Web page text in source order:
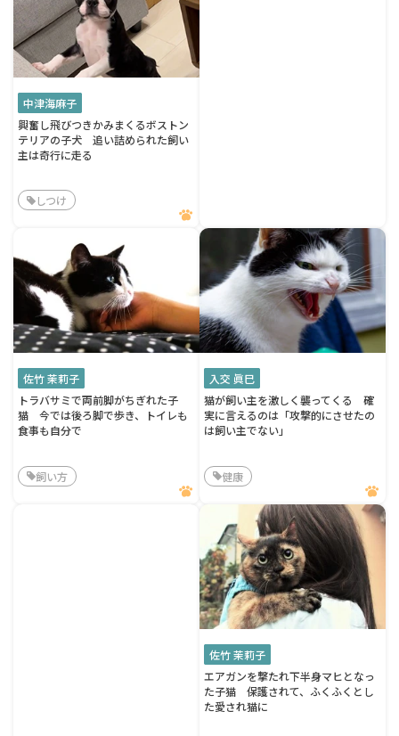
中津海麻子
興奮し飛びつきかみまくるボストン
テリアの子犬 追い詰められた飼い
主は奇行に走る
しつけ
佐竹 茉莉子
トラバサミで両前脚がちぎれた子
猫 今では後ろ脚で歩き、トイレも
食事も自分で
飼い方
入交 眞巳
猫が飼い主を激しく襲ってくる 確
実に言えるのは「攻撃的にさせたの
は飼い主でない」
健康
佐竹 茉莉子
エアガンを撃たれ下半身マヒとなっ
た子猫 保護されて、ふくふくとし
た愛され猫に